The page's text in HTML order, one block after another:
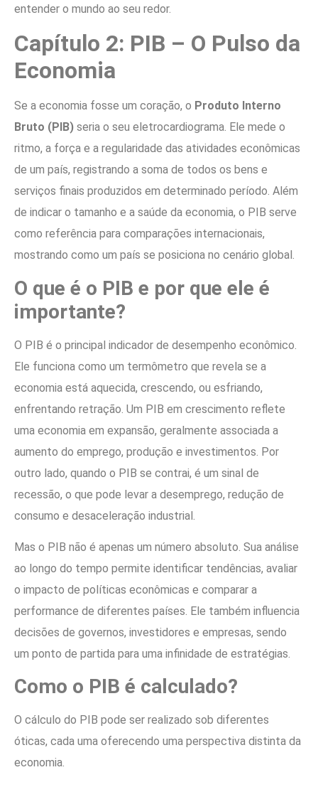
entender o mundo ao seu redor.
Capítulo 2: PIB – O Pulso da
Economia
Se a economia fosse um coração, o Produto Interno
Bruto (PIB) seria o seu eletrocardiograma. Ele mede o
ritmo, a força e a regularidade das atividades econômicas
de um país, registrando a soma de todos os bens e
serviços finais produzidos em determinado período. Além
de indicar o tamanho e a saúde da economia, o PIB serve
como referência para comparações internacionais,
mostrando como um país se posiciona no cenário global.
O que é o PIB e por que ele é
importante?
O PIB é o principal indicador de desempenho econômico.
Ele funciona como um termômetro que revela se a
economia está aquecida, crescendo, ou esfriando,
enfrentando retração. Um PIB em crescimento reflete
uma economia em expansão, geralmente associada a
aumento do emprego, produção e investimentos. Por
outro lado, quando o PIB se contrai, é um sinal de
recessão, o que pode levar a desemprego, redução de
consumo e desaceleração industrial.
Mas o PIB não é apenas um número absoluto. Sua análise
ao longo do tempo permite identificar tendências, avaliar
o impacto de políticas econômicas e comparar a
performance de diferentes países. Ele também influencia
decisões de governos, investidores e empresas, sendo
um ponto de partida para uma infinidade de estratégias.
Como o PIB é calculado?
O cálculo do PIB pode ser realizado sob diferentes
óticas, cada uma oferecendo uma perspectiva distinta da
economia.